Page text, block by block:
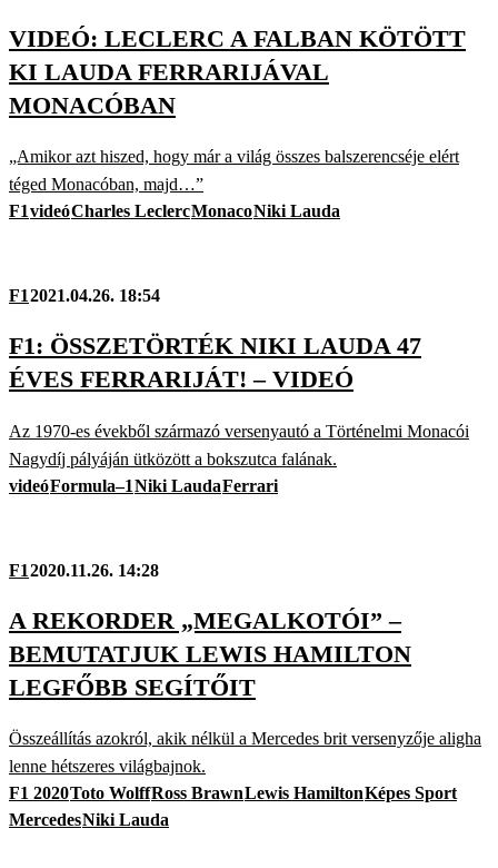
VIDEÓ: LECLERC A FALBAN KÖTÖTT
KI LAUDA FERRARIJÁVAL
MONACÓBAN
„Amikor azt hiszed, hogy már a világ összes balszerencséje elért
téged Monacóban, majd…”
F1videóCharles LeclercMonacoNiki Lauda
F12021.04.26. 18:54
F1: ÖSSZETÖRTÉK NIKI LAUDA 47
ÉVES FERRARIJÁT! – VIDEÓ
Az 1970-es évekből származó versenyautó a Történelmi Monacói
Nagydíj pályáján ütközött a bokszutca falának.
videóFormula–1Niki LaudaFerrari
F12020.11.26. 14:28
A REKORDER „MEGALKOTÓI” –
BEMUTATJUK LEWIS HAMILTON
LEGFŐBB SEGÍTŐIT
Összeállítás azokról, akik nélkül a Mercedes brit versenyzője aligha
lenne hétszeres világbajnok.
F1 2020Toto WolffRoss BrawnLewis HamiltonKépes Sport
MercedesNiki Lauda